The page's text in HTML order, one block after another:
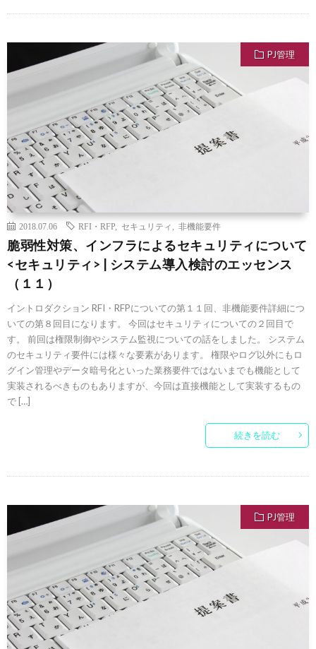
PJ管理
2018.07.06 RFI・RFP セキュリティ 非機能要件
脆弱性対策、インフラによるセキュリティについて
<セキュリティ> | システム導入検討のエッセンス
（１１）
イントロダクション RFI・RFPについての第１１回、非機能要件詳細につ
いての第８回目になります。 今回はセキュリティについての２回目で
す。 前回は権限制御やシステム監視についての話をしました。 システム
のセキュリティ要件には様々な要素があります。 権限やログ以外にもロ
グイン管理やデータ暗号化といった業務要件ではないまでも機能として
実装されるべきものもありますが、今回は直接機能として実装するもの
で […]
続きを読む
PJ管理